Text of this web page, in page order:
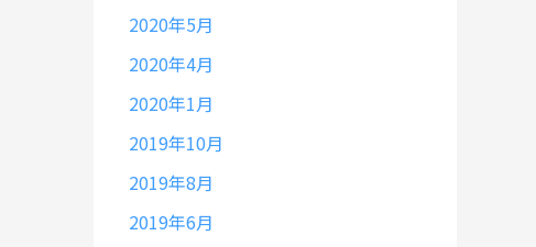
2020年5月
2020年4月
2020年1月
2019年10月
2019年8月
2019年6月